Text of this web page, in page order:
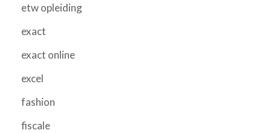
etw opleiding
exact
exact online
excel
fashion
fiscale